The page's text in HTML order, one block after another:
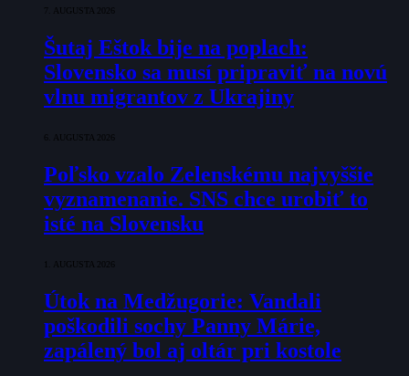
7. AUGUSTA 2026
Šutaj Eštok bije na poplach:
Slovensko sa musí pripraviť na novú
vlnu migrantov z Ukrajiny
6. AUGUSTA 2026
Poľsko vzalo Zelenskému najvyššie
vyznamenanie. SNS chce urobiť to
isté na Slovensku
1. AUGUSTA 2026
Útok na Medžugorie: Vandali
poškodili sochy Panny Márie,
zapálený bol aj oltár pri kostole